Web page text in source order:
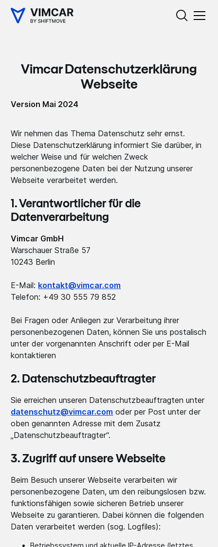
Vimcar Datenschutz­erklärung
Webseite
Version Mai 2024
Wir nehmen das Thema Datenschutz sehr ernst.
Diese Datenschutzerklärung informiert Sie darüber, in
welcher Weise und für welchen Zweck
personenbezogene Daten bei der Nutzung unserer
Webseite verarbeitet werden.
1. Verantwortlicher für die
Datenverarbeitung
Vimcar GmbH
Warschauer Straße 57
10243 Berlin
E-Mail: kontakt@vimcar.com
Telefon: +49 30 555 79 852
Bei Fragen oder Anliegen zur Verarbeitung ihrer
personenbezogenen Daten, können Sie uns postalisch
unter der vorgenannten Anschrift oder per E-Mail
kontaktieren
2. Datenschutzbeauftragter
Sie erreichen unseren Datenschutzbeauftragten unter
datenschutz@vimcar.com oder per Post unter der
oben genannten Adresse mit dem Zusatz
„Datenschutzbeauftragter“.
3. Zugriff auf unsere Webseite
Beim Besuch unserer Webseite verarbeiten wir
personenbezogene Daten, um den reibungslosen bzw.
funktionsfähigen sowie sicheren Betrieb unserer
Webseite zu garantieren. Dabei können die folgenden
Daten verarbeitet werden (sog. Logfiles):
Betriebssystem und aktuelle IP-Adresse (letztes